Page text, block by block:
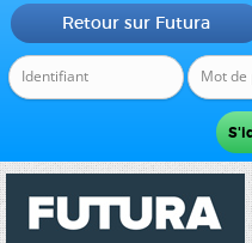
Retour sur Futura